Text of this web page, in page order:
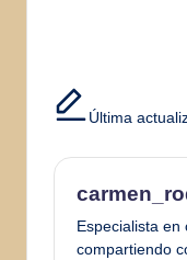
Última
Especialista en
compartiendo